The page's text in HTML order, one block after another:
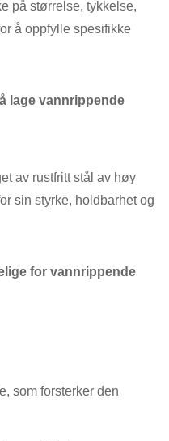
på størrelse, tykkelse,
å oppfylle spesifikke
lage vannrippende
av rustfritt stål av høy
sin styrke, holdbarhet og
for vannrippende
som forsterker den